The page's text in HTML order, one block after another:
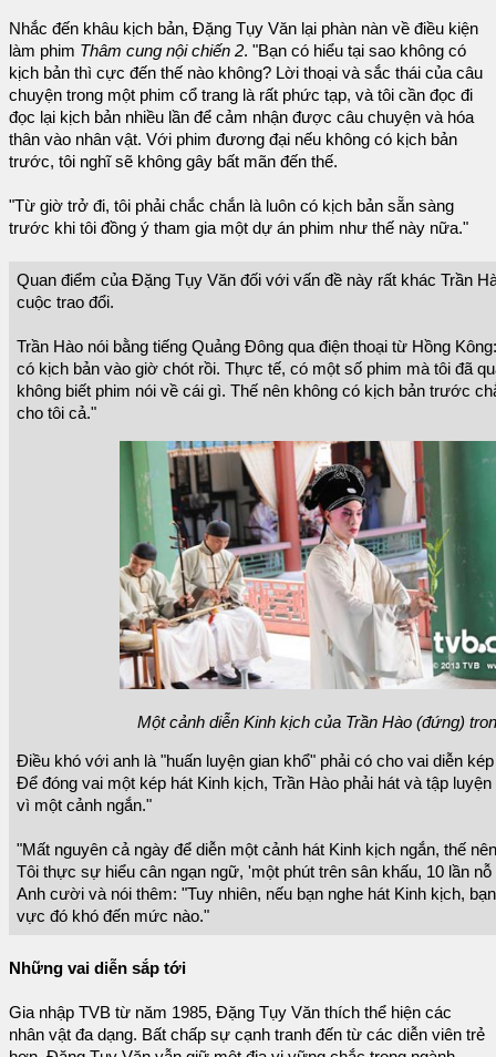
Nhắc đến khâu kịch bản, Đặng Tụy Văn lại phàn nàn về điều kiện
làm phim Thâm cung nội chiến 2. "Bạn có hiểu tại sao không có
kịch bản thì cực đến thế nào không? Lời thoại và sắc thái của câu
chuyện trong một phim cổ trang là rất phức tạp, và tôi cần đọc đi
đọc lại kịch bản nhiều lần để cảm nhận được câu chuyện và hóa
thân vào nhân vật. Với phim đương đại nếu không có kịch bản
trước, tôi nghĩ sẽ không gây bất mãn đến thế.
"Từ giờ trở đi, tôi phải chắc chắn là luôn có kịch bản sẵn sàng
trước khi tôi đồng ý tham gia một dự án phim như thế này nữa."
Quan điểm của Đặng Tụy Văn đối với vấn đề này rất khác Trần
cuộc trao đổi.
Trần Hào nói bằng tiếng Quảng Đông qua điện thoại từ Hồng
có kịch bản vào giờ chót rồi. Thực tế, có một số phim mà tôi đã
không biết phim nói về cái gì. Thế nên không có kịch bản trước
cho tôi cả."
Một cảnh diễn Kinh kịch của Trần Hào (đứng)
Điều khó với anh là "huấn luyện gian khổ" phải có cho vai diễn
Để đóng vai một kép hát Kinh kịch, Trần Hào phải hát và tập
vì một cảnh ngắn."
"Mất nguyên cả ngày để diễn một cảnh hát Kinh kịch ngắn, thế
Tôi thực sự hiểu cân ngạn ngữ, 'một phút trên sân khấu, 10 lần
Anh cười và nói thêm: "Tuy nhiên, nếu bạn nghe hát Kinh kịch,
vực đó khó đến mức nào."
Những vai diễn sắp tới
Gia nhập TVB từ năm 1985, Đặng Tụy Văn thích thể hiện các
nhân vật đa dạng. Bất chấp sự cạnh tranh đến từ các diễn viên trẻ